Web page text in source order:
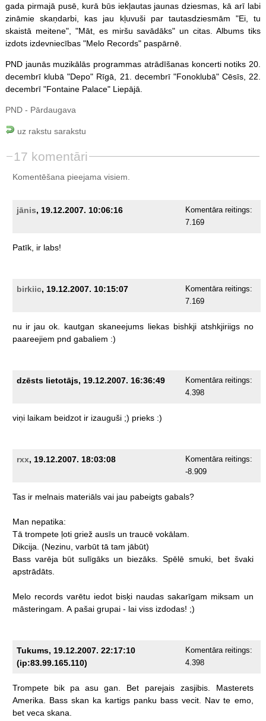
gada pirmajā pusē, kurā būs iekļautas jaunas dziesmas, kā arī labi
zināmie skaņdarbi, kas jau kļuvuši par tautasdziesmām "Ei, tu
skaistā meitene", "Māt, es miršu savādāks" un citas. Albums tiks
izdots izdevniecības "Melo Records" paspārnē.
PND jaunās muzikālās programmas atrādīšanas koncerti notiks 20.
decembrī klubā "Depo" Rīgā, 21. decembrī "Fonoklubā" Cēsīs, 22.
decembrī "Fontaine Palace" Liepājā.
PND - Pārdaugava
uz rakstu sarakstu
17 komentāri
Komentēšana pieejama visiem.
jānis, 19.12.2007. 10:06:16
Komentāra reitings:
7.169
Patīk, ir labs!
birkiic, 19.12.2007. 10:15:07
Komentāra reitings:
7.169
nu ir jau ok. kautgan skaneejums liekas bishkji atshkjiriigs no
paareejiem pnd gabaliem :)
dzēsts lietotājs, 19.12.2007. 16:36:49
Komentāra reitings:
4.398
viņi laikam beidzot ir izauguši ;) prieks :)
rxx, 19.12.2007. 18:03:08
Komentāra reitings:
-8.909
Tas ir melnais materiāls vai jau pabeigts gabals?
Man nepatika:
Tā trompete ļoti griež ausīs un traucē vokālam.
Dikcija. (Nezinu, varbūt tā tam jābūt)
Bass varēja būt sulīgāks un biezāks. Spēlē smuki, bet švaki
apstrādāts.
Melo records varētu iedot bisķi naudas sakarīgam miksam un
māsteringam. A pašai grupai - lai viss izdodas! ;)
Tukums, 19.12.2007. 22:17:10
(ip:83.99.165.110)
Komentāra reitings:
4.398
Trompete bik pa asu gan. Bet parejais zasjibis.
Masterets
Amerika.
Bass skan ka kartigs panku bass vecit. Nav te emo,
bet veca skana.